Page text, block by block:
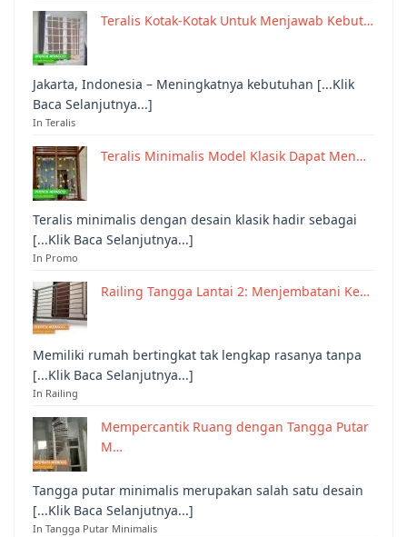
Teralis Kotak-Kotak Untuk Menjawab Kebut…
Jakarta, Indonesia – Meningkatnya kebutuhan [...Klik
Baca Selanjutnya...]
In Teralis
Teralis Minimalis Model Klasik Dapat Men…
Teralis minimalis dengan desain klasik hadir sebagai
[...Klik Baca Selanjutnya...]
In Promo
Railing Tangga Lantai 2: Menjembatani Ke…
Memiliki rumah bertingkat tak lengkap rasanya tanpa
[...Klik Baca Selanjutnya...]
In Railing
Mempercantik Ruang dengan Tangga Putar
M…
Tangga putar minimalis merupakan salah satu desain
[...Klik Baca Selanjutnya...]
In Tangga Putar Minimalis